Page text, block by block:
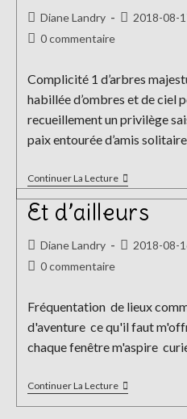
Auteur/autrice
de
Diane Landry
Publication
2018-08-
Commentaires
publication :
0 commentaire
Complicité 1 d’arbres
habillée d’ombres et de ciel
recueillement un privilège
paix entourée d’amis
Continuer La LectureComplicité
Et d’ailleurs
Auteur/autrice
de
Diane Landry
Publication
2018-08-
Commentaires
publication :
0 commentaire
Fréquentation de lieux
d'aventure ce qu'il faut
chaque fenêtre m'aspire
Continuer La LectureEt
D’ailleurs